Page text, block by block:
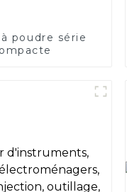
poudre série